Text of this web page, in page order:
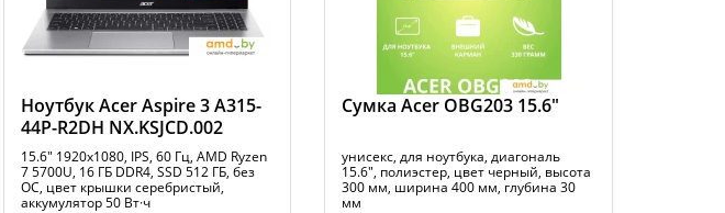
Ноутбук Acer Aspire 3 A315-
44P-R2DH NX.KSJCD.002
15.6" 1920x1080, IPS, 60 Гц, AMD Ryzen
7 5700U, 16 ГБ DDR4, SSD 512 ГБ, без
ОС, цвет крышки серебристый,
аккумулятор 50 Вт·ч
Сумка Acer OBG203 15.6"
унисекс, для ноутбука, диагональ
15.6", полиэстер, цвет черный, высота
300 мм, ширина 400 мм, глубина 30
мм